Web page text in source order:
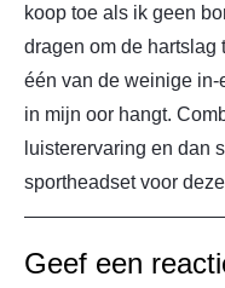
koop toe als ik geen
dragen om de hartslag
één van de weinige in-
in mijn oor hangt.
luisterervaring en dan
sportheadset voor
Geef een